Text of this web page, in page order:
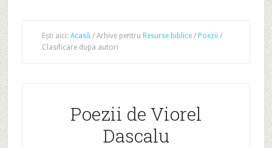
Ești aici: Acasă /Arhive pentru Resurse biblice / Poezii /
Clasificare dupa autori
Poezii de Viorel
Dascalu